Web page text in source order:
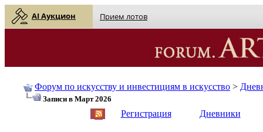
AI Аукцион Прием лотов
Форум по искусству и инвестициям в искусство >
Записи в Март 2026
Регистрация Дневники